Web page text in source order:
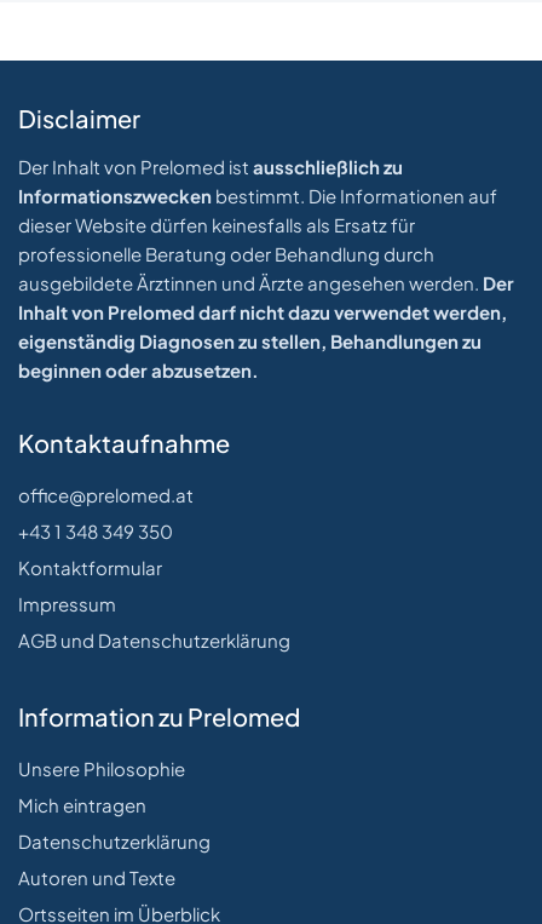
Disclaimer
Der Inhalt von Prelomed ist ausschließlich zu
Informationszwecken bestimmt. Die Informationen auf
dieser Website dürfen keinesfalls als Ersatz für
professionelle Beratung oder Behandlung durch
ausgebildete Ärztinnen und Ärzte angesehen werden. Der
Inhalt von Prelomed darf nicht dazu verwendet werden,
eigenständig Diagnosen zu stellen, Behandlungen zu
beginnen oder abzusetzen.
Kontaktaufnahme
office@prelomed.at
+43 1 348 349 350
Kontaktformular
Impressum
AGB und Datenschutzerklärung
Information zu Prelomed
Unsere Philosophie
Mich eintragen
Datenschutzerklärung
Autoren und Texte
Ortsseiten im Überblick